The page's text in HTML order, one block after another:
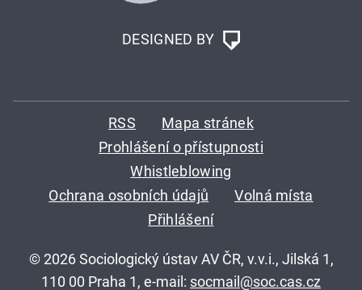
DESIGNED BY
RSS
Mapa stránek
Prohlášení o přístupnosti
Whistleblowing
Ochrana osobních údajů
Volná místa
Přihlášení
© 2026 Sociologický ústav AV ČR, v.v.i., Jilská 1,
110 00 Praha 1, e-mail: socmail@soc.cas.cz